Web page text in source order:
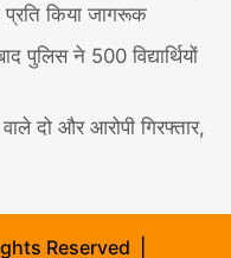
प्रति किया जागरूक
पुलिस ने 500 विद्यार्थियों
दो और आरोपी गिरफ्तार,
Reserved |